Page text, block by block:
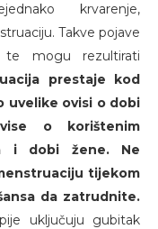
krvarenje,
Takve pojave
mogu rezultirati
prestaje kod
uvelike ovisi o dobi
o korištenim
i dobi žene. Ne
tijekom
da zatrudnite.
uključuju gubitak